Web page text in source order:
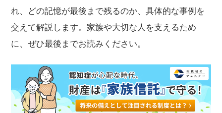
れ、どの記憶が最後まで残るのか、具体的な事例を
交えて解説します。家族や大切な人を支えるため
に、ぜひ最後までお読みください。